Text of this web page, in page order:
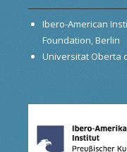
Ibero-American
Foundation, Berlin
Universitat Oberta